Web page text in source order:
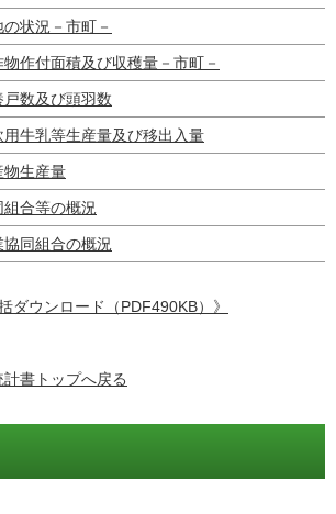
状況－市町－
物作付面積及び収穫量－市町－
戸数及び頭羽数
用牛乳等生産量及び移出入量
物生産量
組合等の概況
同組合の概況
ダウンロード（PDF490KB）》
書トップへ戻る